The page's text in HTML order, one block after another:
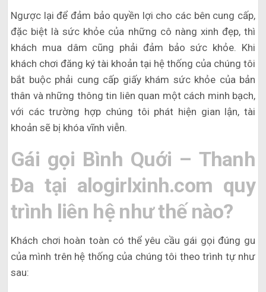
Ngược lại để đảm bảo quyền lợi cho các bên cung cấp,
đặc biệt là sức khỏe của những cô nàng xinh đẹp, thì
khách mua dâm cũng phải đảm bảo sức khỏe. Khi
khách chơi đăng ký tài khoản tại hệ thống của chúng tôi
bắt buộc phải cung cấp giấy khám sức khỏe của bản
thân và những thông tin liên quan một cách minh bạch,
với các trường hợp chúng tôi phát hiện gian lận, tài
khoản sẽ bị khóa vĩnh viễn.
Gái gọi Bình Quới – Thanh
Đa tại alogirlxinh.com quy
trình liên hệ như thế nào?
Khách chơi hoàn toàn có thể yêu cầu gái gọi đúng gu
của mình trên hệ thống của chúng tôi theo trình tự như
sau: